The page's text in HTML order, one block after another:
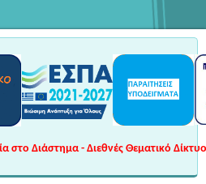
στο Διάστημα - Διεθνές Θεματικό